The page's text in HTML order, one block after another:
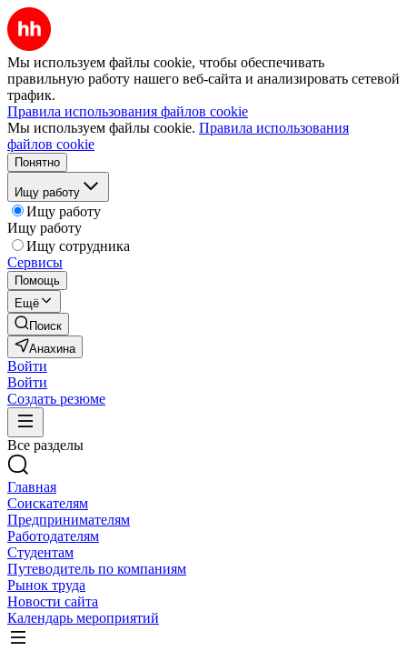
Мы используем файлы cookie, чтобы обеспечивать
правильную работу нашего веб-сайта и анализировать сетевой
трафик.
Правила использования файлов cookie
Мы используем файлы cookie. Правила использования
файлов cookie
Понятно
Ищу работу
Ищу работу
Ищу работу
Ищу сотрудника
Сервисы
Помощь
Ещё
Поиск
Анахина
Войти
Войти
Создать резюме
Все разделы
Главная
Соискателям
Предпринимателям
Работодателям
Студентам
Путеводитель по компаниям
Рынок труда
Новости сайта
Календарь мероприятий